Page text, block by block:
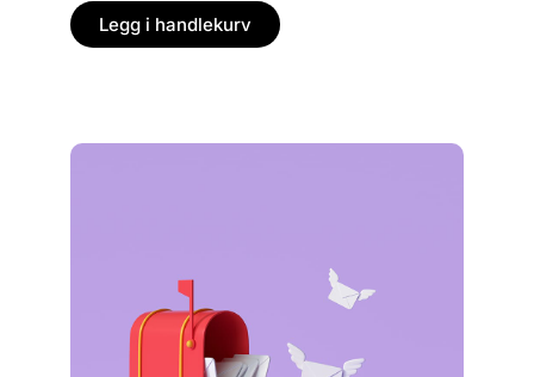
Legg i handlekurv